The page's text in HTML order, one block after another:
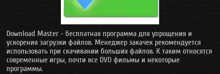
Download Master - бесплатная программа для упрощения и
ускорения загрузки файлов. Менеджер закачек рекомендуется
использовать при скачивании больших файлов. К таким относятся
современные игры, почти все DVD фильмы и некоторые
программы.